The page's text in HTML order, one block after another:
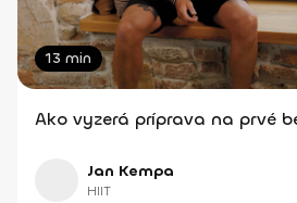
13 min
Ako vyzerá príprava na prvé
Jan Kempa
HIIT